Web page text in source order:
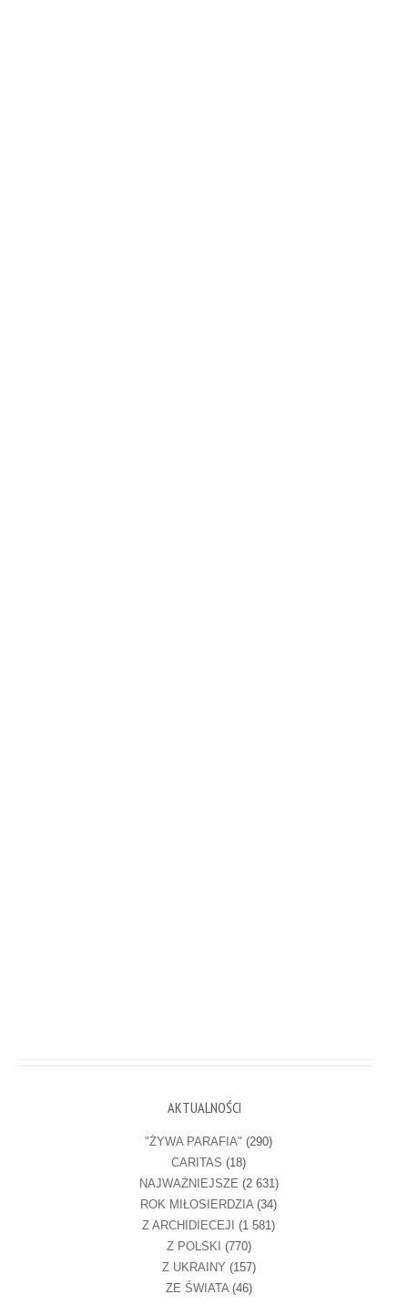
AKTUALNOŚCI
"ŻYWA PARAFIA" (290)
CARITAS (18)
NAJWAŻNIEJSZE (2 631)
ROK MIŁOSIERDZIA(34)
Z ARCHIDIECEJI (1 581)
Z POLSKI (770)
Z UKRAINY (157)
ZE ŚWIATA(46)